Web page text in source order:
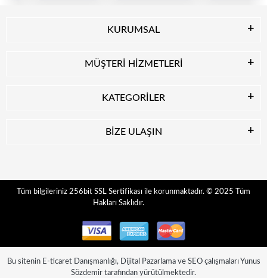
KURUMSAL
MÜŞTERİ HİZMETLERİ
KATEGORİLER
BİZE ULAŞIN
Tüm bilgileriniz 256bit SSL Sertifikası ile korunmaktadır. © 2025
Tüm
Hakları Saklıdır.
Bu sitenin E-ticaret Danışmanlığı, Dijital Pazarlamave SEOçalışmaları Yunus
Sözdemir tarafından yürütülmektedir.